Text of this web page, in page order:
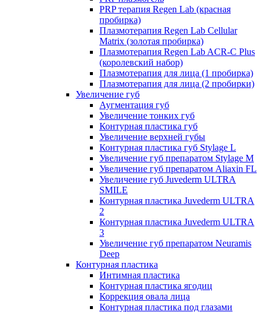
PRP терапия Regen Lab (красная
пробирка)
Плазмотерапия Regen Lab Cellular
Matrix (золотая пробирка)
Плазмотерапия Regen Lab ACR-C Plus
(королевский набор)
Плазмотерапия для лица (1 пробирка)
Плазмотерапия для лица (2 пробирки)
Увеличение губ
Аугментация губ
Увеличение тонких губ
Контурная пластика губ
Увеличение верхней губы
Контурная пластика губ Stylage L
Увеличение губ препаратом Stylage M
Увеличение губ препаратом Aliaxin FL
Увеличение губ Juvederm ULTRA
SMILE
Контурная пластика Juvederm ULTRA
2
Контурная пластика Juvederm ULTRA
3
Увеличение губ препаратом Neuramis
Deep
Контурная пластика
Интимная пластика
Контурная пластика ягодиц
Коррекция овала лица
Контурная пластика под глазами